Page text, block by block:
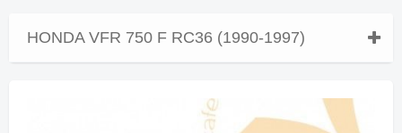
HONDA VFR 750 F RC36 (1990-1997)